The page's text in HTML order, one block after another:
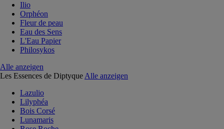
Ilio
Orphéon
Fleur de peau
Eau des Sens
L'Eau Papier
Philosykos
Alle anzeigen
Les Essences de Diptyque Alle anzeigen
Lazulio
Lilyphéa
Bois Corsé
Lunamaris